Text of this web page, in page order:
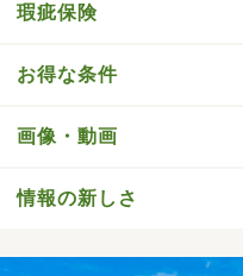
瑕疵保険
お得な条件
画像・動画
情報の新しさ